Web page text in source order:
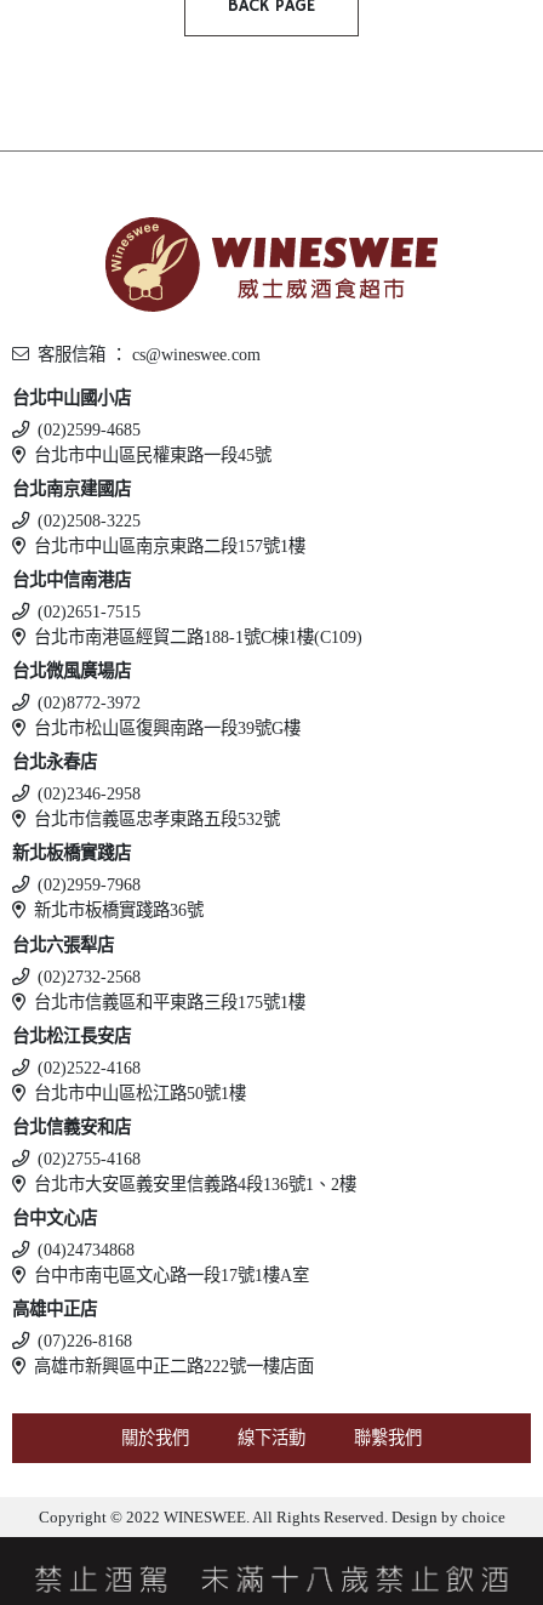
BACK PAGE
客服信箱 ： cs@wineswee.com
台北中山國小店
(02)2599-4685
台北市中山區民權東路一段45號
台北南京建國店
(02)2508-3225
台北市中山區南京東路二段157號1樓
台北中信南港店
(02)2651-7515
台北市南港區經貿二路188-1號C棟1樓(C109)
台北微風廣場店
(02)8772-3972
台北市松山區復興南路一段39號G樓
台北永春店
(02)2346-2958
台北市信義區忠孝東路五段532號
新北板橋實踐店
(02)2959-7968
新北市板橋實踐路36號
台北六張犁店
(02)2732-2568
台北市信義區和平東路三段175號1樓
台北松江長安店
(02)2522-4168
台北市中山區松江路50號1樓
台北信義安和店
(02)2755-4168
台北市大安區義安里信義路4段136號1、2樓
台中文心店
(04)24734868
台中市南屯區文心路一段17號1樓A室
高雄中正店
(07)226-8168
高雄市新興區中正二路222號一樓店面
關於我們 線下活動 聯繫我們
Copyright © 2022 WINESWEE. All Rights Reserved. Design bychoice